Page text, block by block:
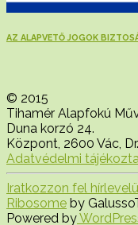
AZ ALAPVETŐ JOGOK
©
Tihamér Alapfokú
Duna korzó 24.
Központ, 2600 Vác,
Adatvédelmi
Iratkozzon fel
Ribosome by
Powered by